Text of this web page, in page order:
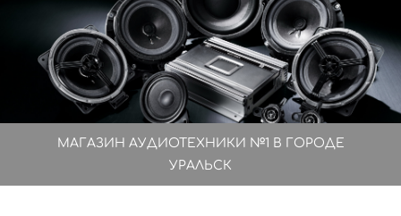
МАГАЗИН АУДИОТЕХНИКИ №1 В ГОРОДЕ
УРАЛЬСК